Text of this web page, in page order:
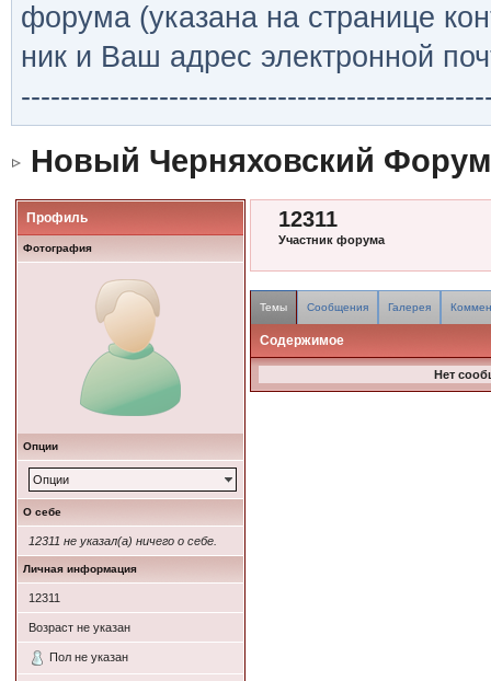
форума (указана на странице
ник и Ваш адрес электронной
Новый Черняховский Форум
Профиль
Фотография
Опции
Опции
О себе
12311 не указал(а) ничего о себе.
Личная информация
12311
Возраст не указан
Пол не указан
12311
Участник форума
Темы Сообщения Галерея
Содержимое
Нет